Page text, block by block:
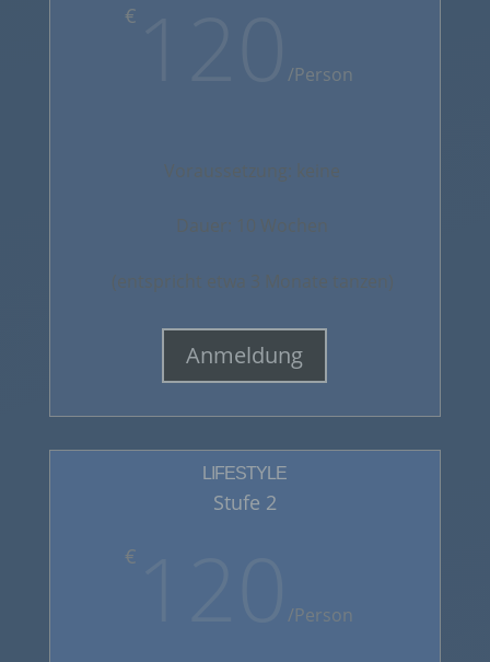
€
/Person
Voraussetzung: keine
Dauer: 10 Wochen
(entspricht etwa 3 Monate tanzen)
Anmeldung
LIFESTYLE
Stufe 2
€
/Person